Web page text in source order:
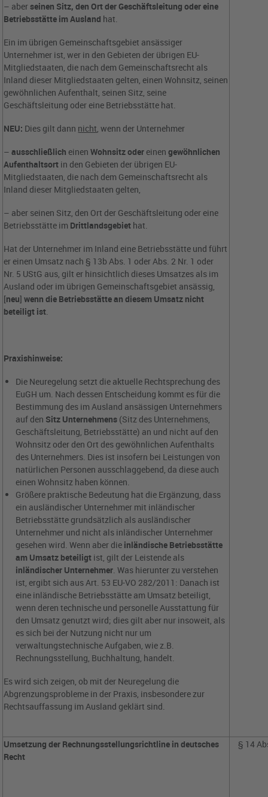
– aberseinen Sitz, den Ort der Geschäftsleitung oder eine
Betriebsstätte im Ausland hat.
Ein im übrigen Gemeinschaftsgebiet ansässiger
Unternehmer ist, wer in den Gebieten der übrigen EU-
Mitgliedstaaten, die nach dem Gemein­schaftsrecht als
Inland dieser Mitgliedstaaten gelten, einen Wohnsitz, seinen
gewöhnlichen Aufenthalt, seinen Sitz, seine
Geschäftsleitung oder eine Betriebsstätte hat.
NEU: Dies gilt dann nicht, wenn der Unternehmer
–ausschließlich einen Wohnsitz oder einen gewöhnlichen
Aufenthaltsort in den Gebieten der übrigen EU-
Mitgliedstaaten, die nach dem Gemeinschaftsrecht als
Inland dieser Mitgliedstaaten gelten,
– aber seinen Sitz, den Ort der Geschäftsleitung oder eine
Betriebsstätte im Drittlandsgebiet hat.
Hat der Unternehmer im Inland eine Betriebsstätte und führt
er einen Umsatz nach § 13b Abs. 1 oder Abs. 2 Nr. 1 oder
Nr. 5 UStG aus, gilt er hinsichtlich dieses Umsatzes als im
Ausland oder im übrigen Gemeinschaftsgebiet ansässig,
[neu]wenn die Betriebsstätte an diesem Umsatz nicht
beteiligt ist.
Praxishinweise:
Die Neuregelung setzt die aktuelle Rechtsprechung des
EuGH um. Nach dessen Entscheidung kommt es für die
Bestimmung des im Ausland ansässigen Unternehmers
auf den Sitz Unternehmens (Sitz des Unternehmens,
Geschäftsleitung, Betriebsstätte) an und nicht auf den
Wohnsitz oder den Ort des gewöhnlichen Aufenthalts
des Unternehmers. Dies ist insofern bei Leistungen von
natürlichen Personen ausschlaggebend, da diese auch
einen Wohnsitz haben können.
Größere praktische Bedeutung hat die Ergänzung, dass
ein ausländischer Unternehmer mit inländischer
Betriebsstätte grundsätzlich als ausländischer
Unternehmer und nicht als inländischer Unternehmer
gesehen wird. Wenn aber die inländische Betriebsstätte
am Umsatz beteiligt ist, gilt der Leistende als
inländischer Unternehmer. Was hierunter zu verstehen
ist, ergibt sich aus Art. 53 EU-VO 282/2011: Danach ist
eine inländische Betriebsstätte am Umsatz beteiligt,
wenn deren technische und personelle Ausstattung für
den Umsatz genutzt wird; dies gilt aber nur insoweit, als
es sich bei der Nutzung nicht nur um
verwaltungstechnische Aufgaben, wie z.B.
Rechnungsstellung, Buchhaltung, handelt.
Es wird sich zeigen, ob mit der Neuregelung die
Abgrenzungs­probleme in der Praxis, insbesondere zur
Rechtsauffassung im Ausland geklärt sind.
Umsetzung der Rechnungsstellungsrichtline in deutsches
Recht
§ 14